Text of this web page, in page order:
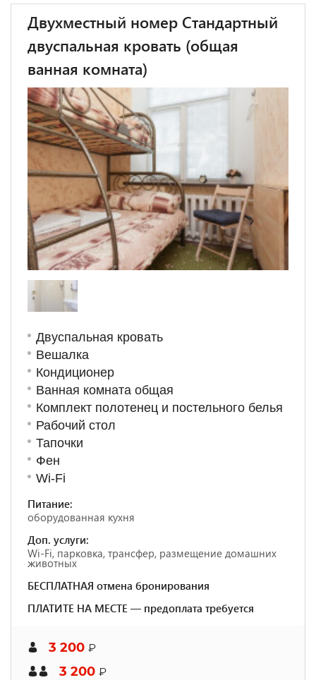
Двухместный номер Стандартный
двуспальная кровать (общая
ванная комната)
Двуспальная кровать
Вешалка
Кондиционер
Ванная комната общая
Комплект полотенец и постельного белья
Рабочий стол
Тапочки
Фен
Wi-Fi
Питание:
оборудованная кухня
Доп. услуги:
Wi-Fi, парковка, трансфер, размещение домашних
животных
БЕСПЛАТНАЯ отмена бронирования
ПЛАТИТЕ НА МЕСТЕ — предоплата требуется
3 200 ₽
3 200 ₽